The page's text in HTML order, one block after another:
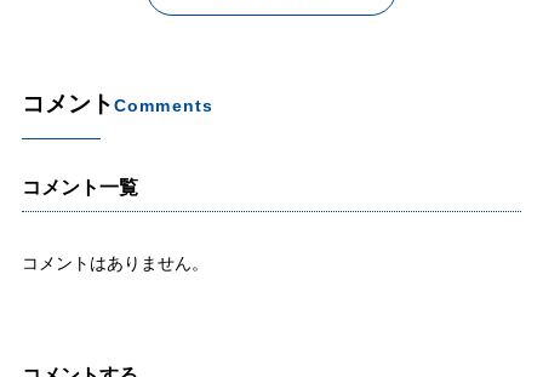
コメントComments
コメント一覧
コメントはありません。